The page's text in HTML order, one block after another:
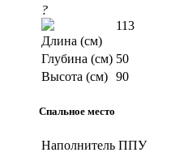
?
Длина (см)
113
Глубина (см) 50
Высота (см) 90
Спальное место
Наполнитель ППУ